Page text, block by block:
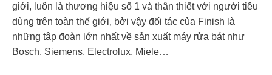
giới, luôn là thương hiệu số 1 và thân thiết với người tiêu
dùng trên toàn thế giới, bởi vậy đối tác của Finish là
những tập đoàn lớn nhất về sản xuất máy rửa bát như
Bosch, Siemens, Electrolux, Miele…